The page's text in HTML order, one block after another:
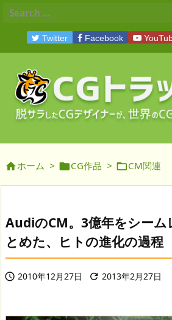
Twitter Facebook
ホーム > CG作品 > CM関連
AudiのCM。3億年をシーム
とめた、ヒトの進化の過程
 2010年12月27日  2013年2月27日